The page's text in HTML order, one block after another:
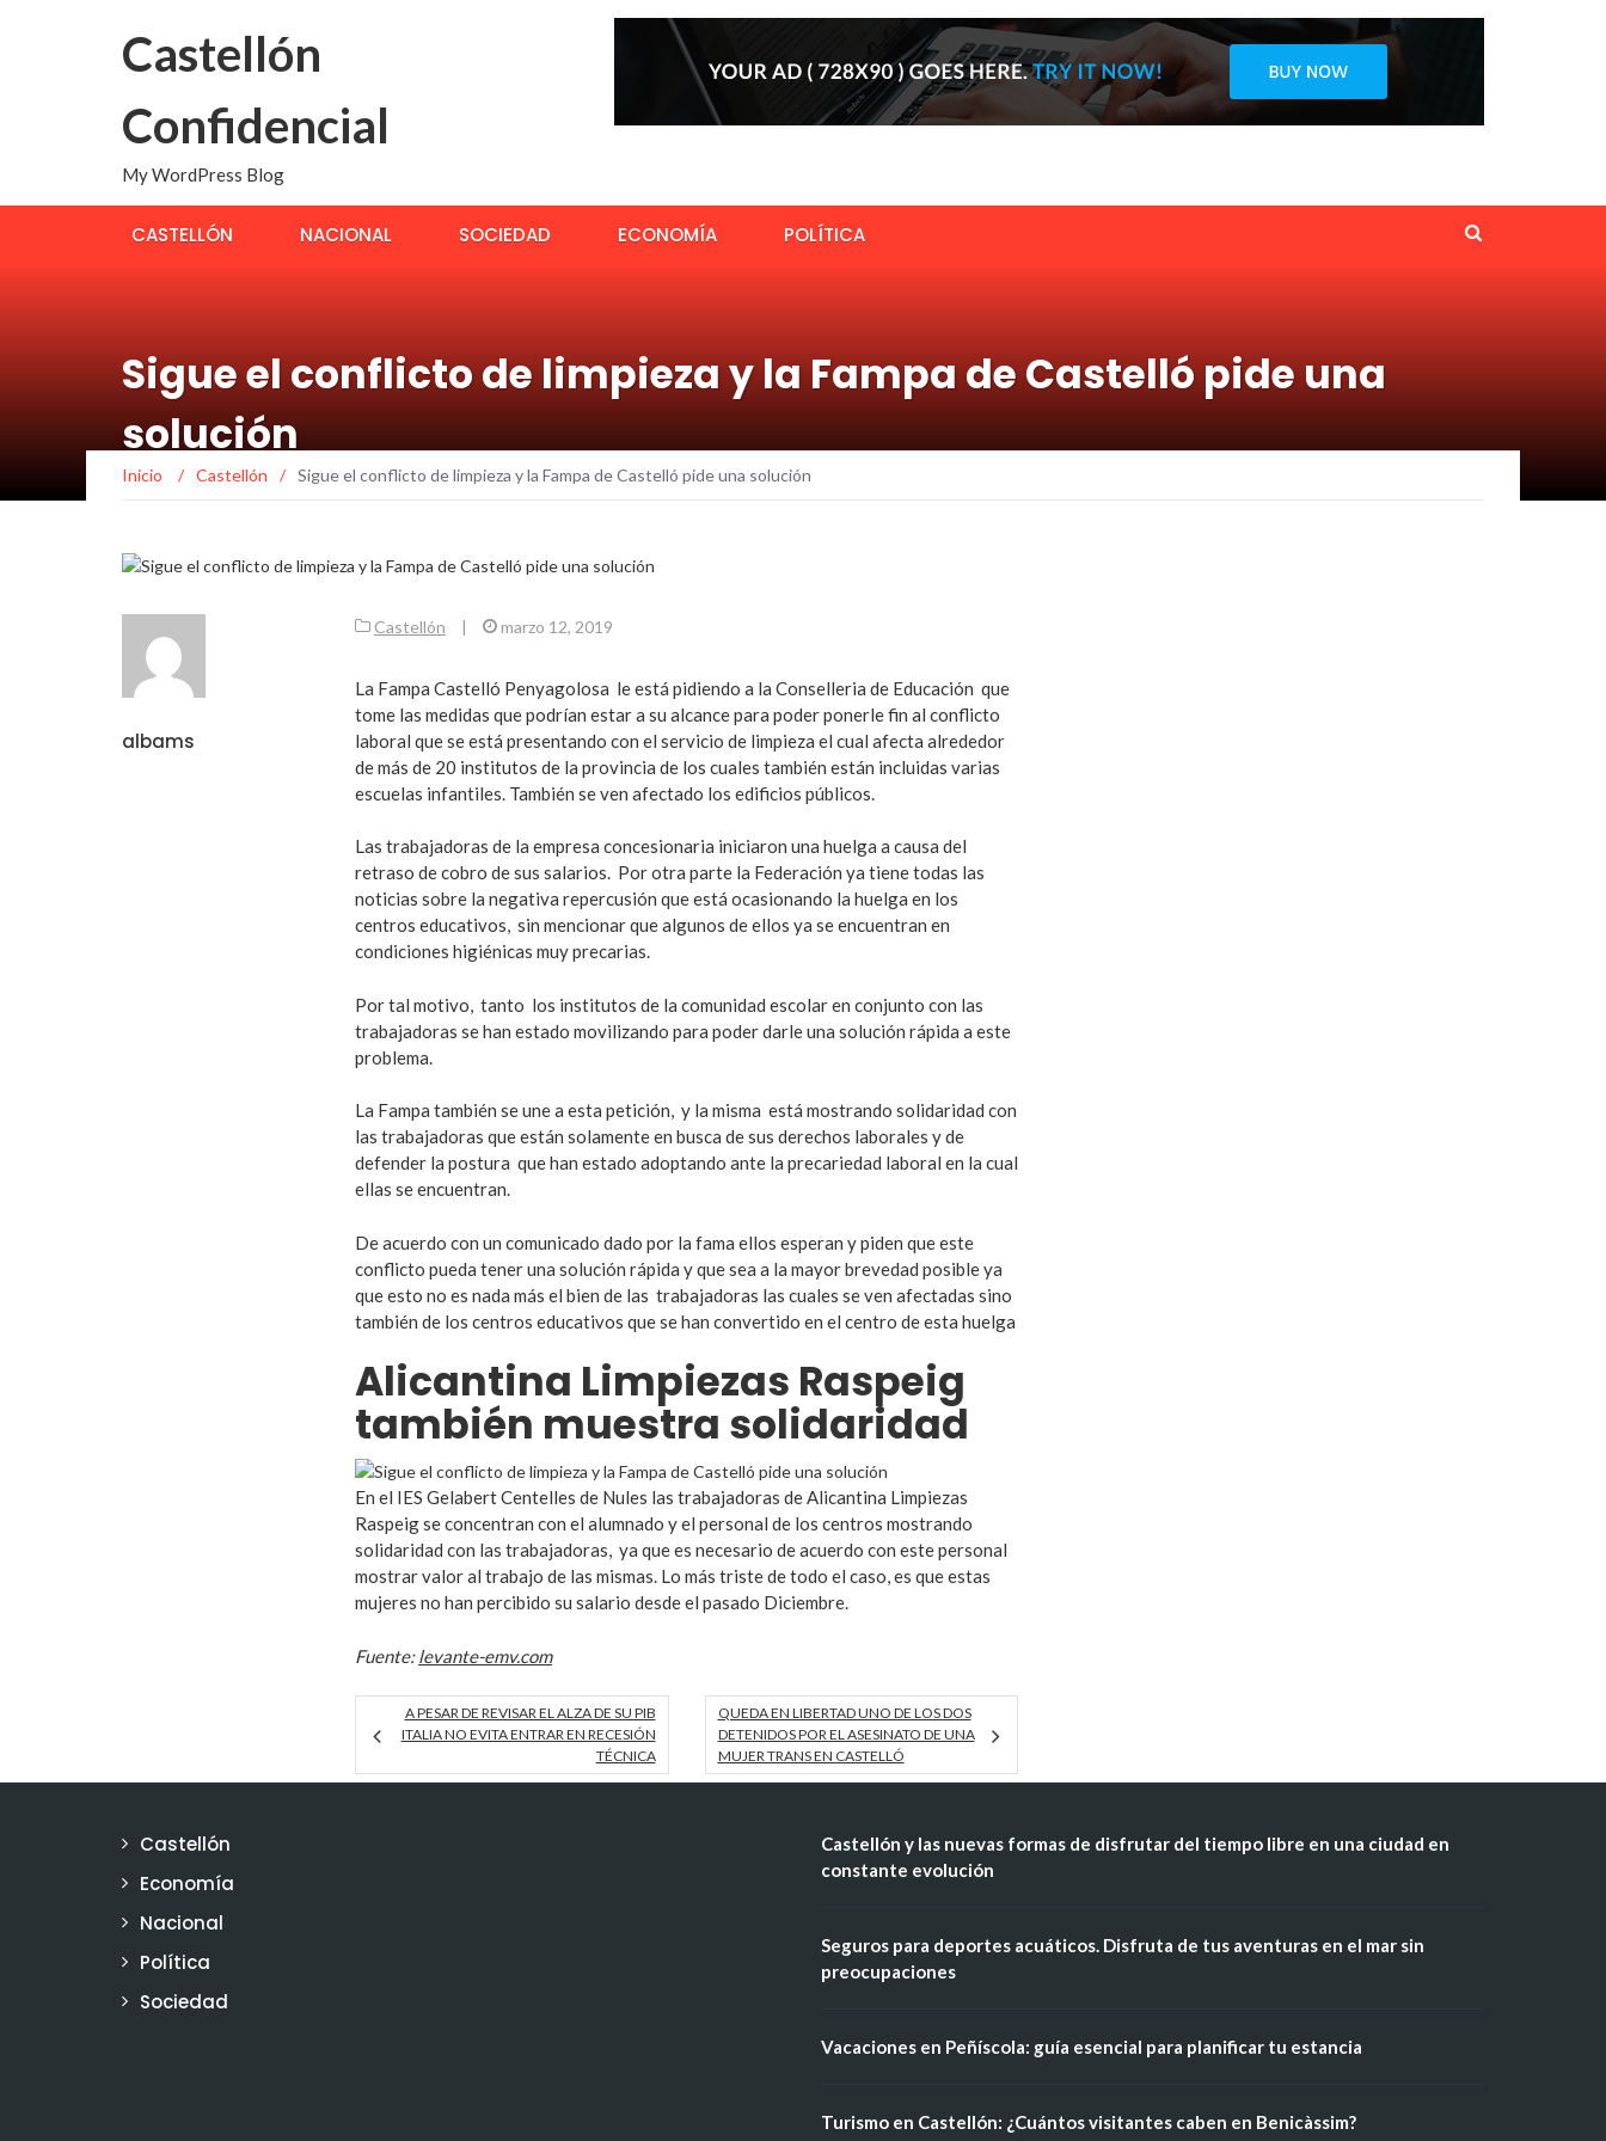
Castellón
Confidencial
My WordPress Blog
CASTELLÓN NACIONAL SOCIEDAD ECONOMÍA POLÍTICA
Sigue el conflicto de limpieza y la Fampa de Castelló pide una
solución
Inicio / Castellón / Sigue el conflicto de limpieza y la Fampa de Castelló pide una solución
albams
Castellón | marzo 12, 2019
La Fampa Castelló Penyagolosa le está pidiendo a la Conselleria de Educación que
tome las medidas que podrían estar a su alcance para poder ponerle fin al conflicto
laboral que se está presentando con el servicio de limpieza el cual afecta alrededor
de más de 20 institutos de la provincia de los cuales también están incluidas varias
escuelas infantiles. También se ven afectado los edificios públicos.
Las trabajadoras de la empresa concesionaria iniciaron una huelga a causa del
retraso de cobro de sus salarios. Por otra parte la Federación ya tiene todas las
noticias sobre la negativa repercusión que está ocasionando la huelga en los
centros educativos, sin mencionar que algunos de ellos ya se encuentran en
condiciones higiénicas muy precarias.
Por tal motivo, tanto los institutos de la comunidad escolar en conjunto con las
trabajadoras se han estado movilizando para poder darle una solución rápida a este
problema.
La Fampa también se une a esta petición, y la misma está mostrando solidaridad con
las trabajadoras que están solamente en busca de sus derechos laborales y de
defender la postura que han estado adoptando ante la precariedad laboral en la cual
ellas se encuentran.
De acuerdo con un comunicado dado por la fama ellos esperan y piden que este
conflicto pueda tener una solución rápida y que sea a la mayor brevedad posible ya
que esto no es nada más el bien de las trabajadoras las cuales se ven afectadas sino
también de los centros educativos que se han convertido en el centro de esta huelga
Alicantina Limpiezas Raspeig
también muestra solidaridad
En el IES Gelabert Centelles de Nules las trabajadoras de Alicantina Limpiezas
Raspeig se concentran con el alumnado y el personal de los centros mostrando
solidaridad con las trabajadoras, ya que es necesario de acuerdo con este personal
mostrar valor al trabajo de las mismas. Lo más triste de todo el caso, es que estas
mujeres no han percibido su salario desde el pasado Diciembre.
Fuente:levante-emv.com
A PESAR DE REVISAR EL ALZA DE SU PIB
ITALIA NO EVITA ENTRAR EN RECESIÓN
TÉCNICA
QUEDA EN LIBERTAD UNO DE LOS DOS
DETENIDOS POR EL ASESINATO DE UNA
MUJER TRANS EN CASTELLÓ
Castellón
Economía
Nacional
Política
Sociedad
Castellón y las nuevas formas de disfrutar del tiempo libre en una ciudad en
constante evolución
Seguros para deportes acuáticos. Disfruta de tus aventuras en el mar sin
preocupaciones
Vacaciones en Peñíscola: guía esencial para planificar tu estancia
Turismo en Castellón: ¿Cuántos visitantes caben en Benicàssim?